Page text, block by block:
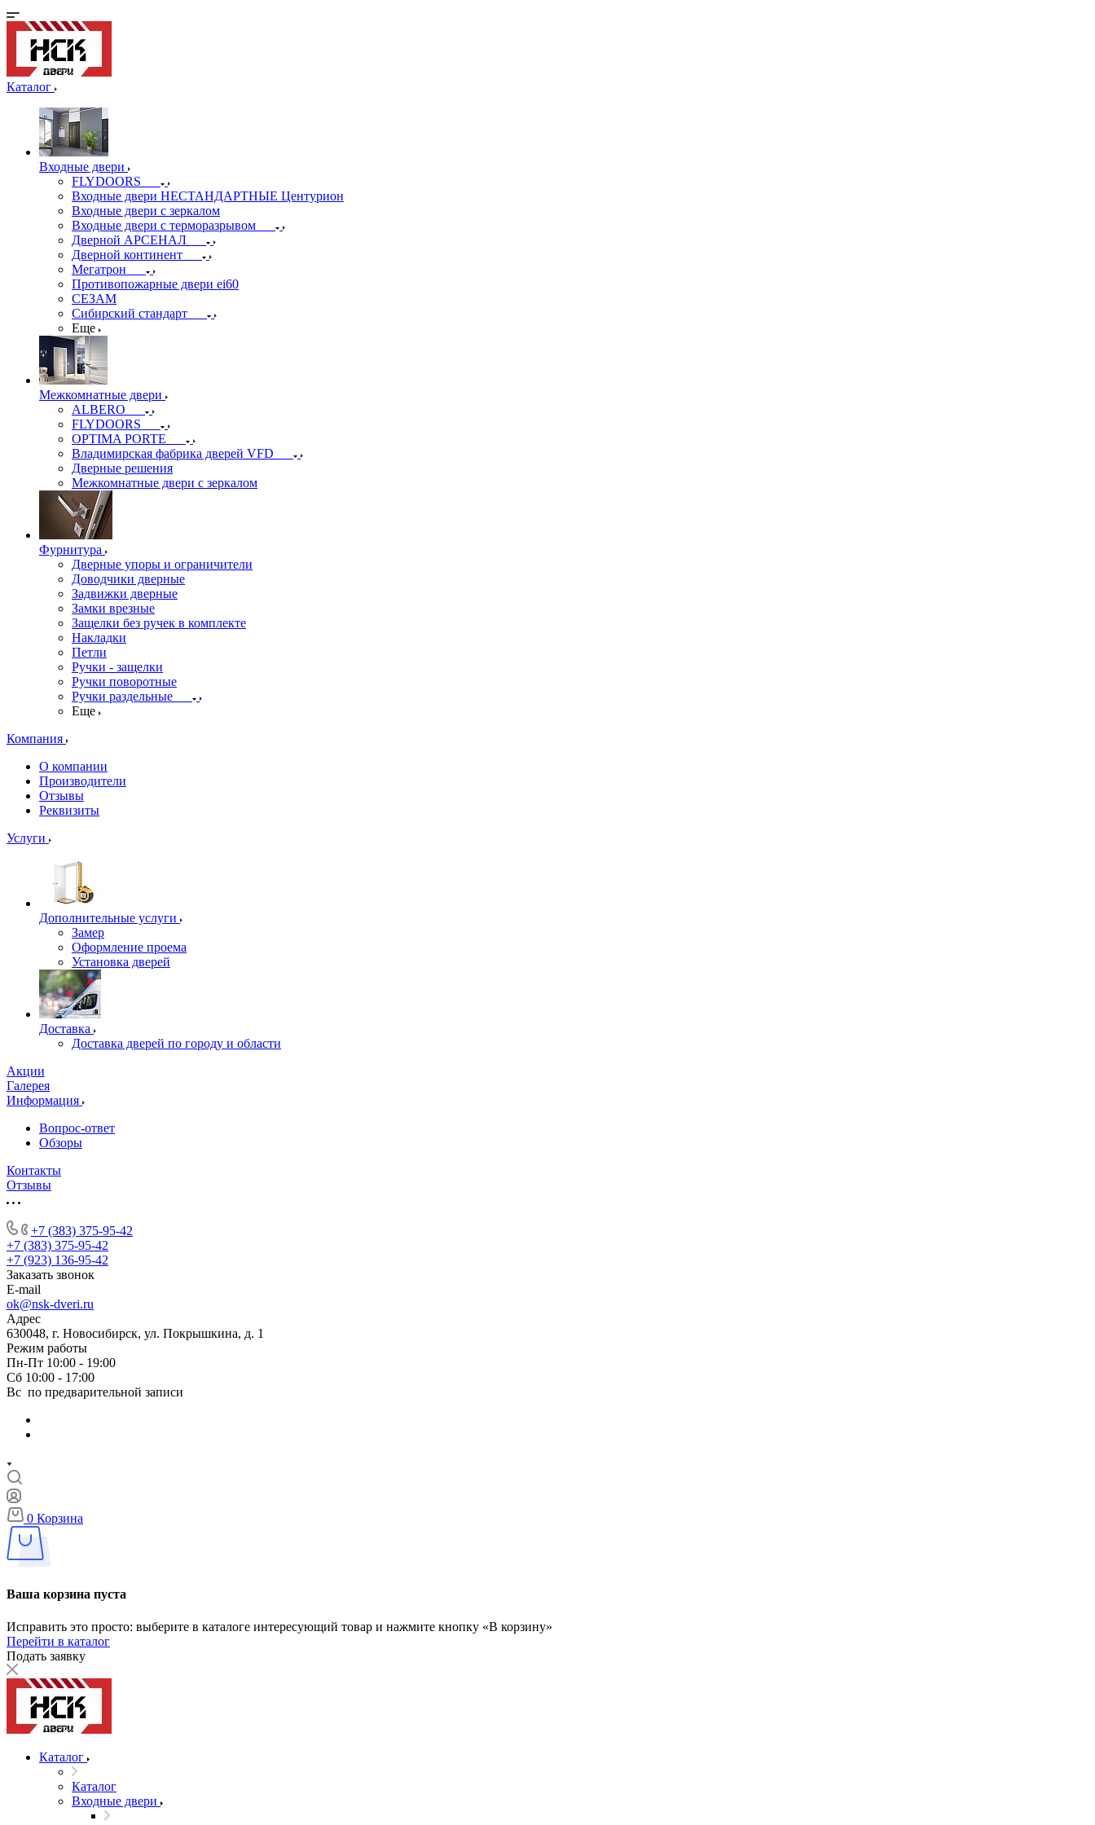
Каталог
Входные двери
FLYDOORS
Входные двери НЕСТАНДАРТНЫЕ Центурион
Входные двери с зеркалом
Входные двери с терморазрывом
Дверной АРСЕНАЛ
Дверной континент
Мегатрон
Противопожарные двери ei60
СЕЗАМ
Сибирский стандарт
Еще
Межкомнатные двери
ALBERO
FLYDOORS
OPTIMA PORTE
Владимирская фабрика дверей VFD
Дверные решения
Межкомнатные двери c зеркалом
Фурнитура
Дверные упоры и ограничители
Доводчики дверные
Задвижки дверные
Замки врезные
Защелки без ручек в комплекте
Накладки
Петли
Ручки - защелки
Ручки поворотные
Ручки раздельные
Еще
Компания
О компании
Производители
Отзывы
Реквизиты
Услуги
Дополнительные услуги
Замер
Оформление проема
Установка дверей
Доставка
Доставка дверей по городу и области
Акции
Галерея
Информация
Вопрос-ответ
Обзоры
Контакты
Отзывы
+7 (383) 375-95-42
+7 (383) 375-95-42
+7 (923) 136-95-42
Заказать звонок
E-mail
ok@nsk-dveri.ru
Адрес
630048, г. Новосибирск, ул. Покрышкина, д. 1
Режим работы
Пн-Пт 10:00 - 19:00
Сб 10:00 - 17:00
Вс по предварительной записи
0 Корзина
Ваша корзина пуста
Исправить это просто: выберите в каталоге интересующий товар и нажмите кнопку «В корзину»
Перейти в каталог
Подать заявку
Каталог
Каталог
Входные двери